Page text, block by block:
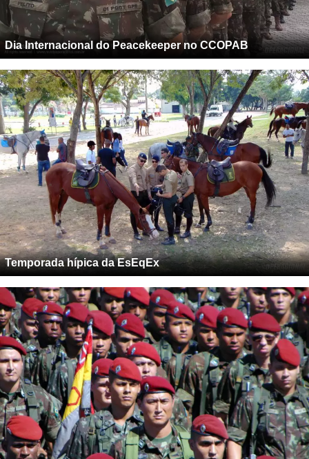
Dia Internacional do Peacekeeper no CCOPAB
Temporada hípica da EsEqEx